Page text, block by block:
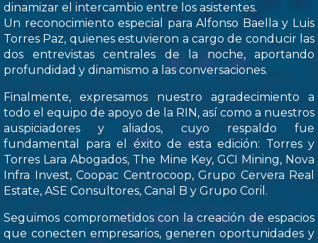
dinamizar el intercambio entre los asistentes.
Un reconocimiento especial para Alfonso Baella y Luis
Torres Paz, quienes estuvieron a cargo de conducir las
dos entrevistas centrales de la noche, aportando
profundidad y dinamismo a las conversaciones.
Finalmente, expresamos nuestro agradecimiento a
todo el equipo de apoyo de la RIN, así como a nuestros
auspiciadores y aliados, cuyo respaldo fue
fundamental para el éxito de esta edición: Torres y
Torres Lara Abogados, The Mine Key, GCI Mining, Nova
Infra Invest, Coopac Centrocoop, Grupo Cervera Real
Estate, ASE Consultores, Canal B y Grupo Coril.
Seguimos comprometidos con la creación de espacios
que conecten empresarios, generen oportunidades y